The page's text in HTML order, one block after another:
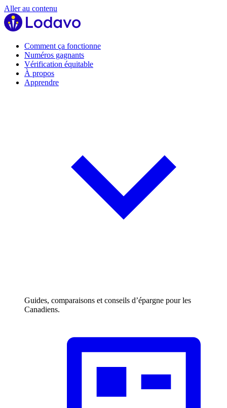
Aller au contenu
Comment ça fonctionne
Numéros gagnants
Vérification équitable
À propos
Apprendre
Guides, comparaisons et conseils d’épargne pour les
Canadiens.